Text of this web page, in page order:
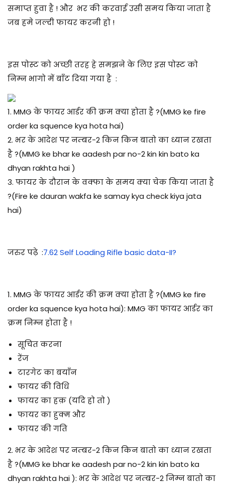
समाप्त हुवा है ! और भर की करवाई उसी समय किया जाता है
जब हमे जल्दी फायर करनी हो !
इस पोस्ट को अच्छी तरह हे समझने के लिए इस पोस्ट को
निम्न भागो में बाँट दिया गया है :
1. MMG के फायर आर्डर की क्रम क्या होता है ?(MMG ke fire
order ka squence kya hota hai)
2. भर के आदेश पर नम्बर-2 किन किन बातो का ध्यान रखता
है ?(MMG ke bhar ke aadesh par no-2 kin kin bato ka
dhyan rakhta hai )
3. फायर के दौरान के वक्फा के समय क्या चेक किया जाता है
?(Fire ke dauran wakfa ke samay kya check kiya jata
hai)
जरुर पढ़े :7.62 Self Loading Rifle basic data-II?
1. MMG के फायर आर्डर की क्रम क्या होता है ?(MMG ke fire
order ka squence kya hota hai): MMG का फायर आर्डर का
क्रम निम्न होता है !
सूचित करना
रेंज
टारगेट का बयाँन
फायर की विधि
फायर का हक़ (यदि हो तो )
फायर का हुक्म और
फायर की गति
2. भर के आदेश पर नम्बर-2 किन किन बातो का ध्यान रखता
है ?(MMG ke bhar ke aadesh par no-2 kin kin bato ka
dhyan rakhta hai ): भर के आदेश पर नम्बर-2 निम्न बातो का